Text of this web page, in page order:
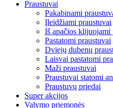
Praustuvai
Pakabinami
Įleidžiami praustuvai
Iš apačios klijuojami
Pastatomi praustuvai
Dviejų dubenų
Laisvai pastatomi
Maži praustuvai
Praustuvai statomi
Praustuvų priedai
Super akcijos
Valymo priemonės